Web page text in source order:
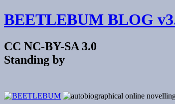
BEETLEBUM BLOG
CC NC-BY-SA 3.0
Standing by